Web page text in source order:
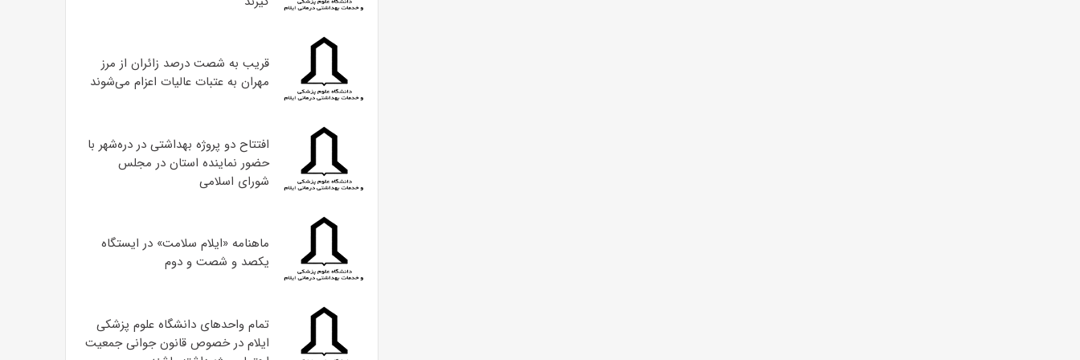
قریب به شصت درصد زائران از مرز
مهران به عتبات عالیات اعزام می‌شوند
افتتاح دو پروژه بهداشتی در دره‌شهر با
حضور نماینده استان در مجلس
شورای اسلامی
ماهنامه «ایلام سلامت» در ایستگاه
یکصد و شصت و دوم
تمام واحدهای دانشگاه علوم پزشکی
ایلام در خصوص قانون جوانی جمعیت